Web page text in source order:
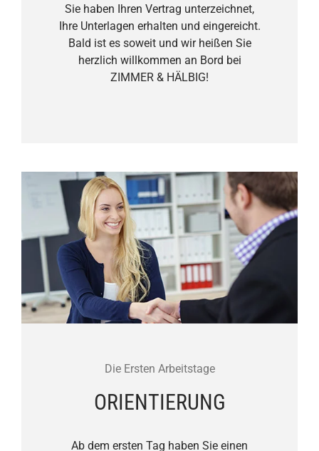
Sie haben Ihren Vertrag unterzeichnet,
Ihre Unterlagen erhalten und eingereicht.
Bald ist es soweit und wir heißen Sie
herzlich willkommen an Bord bei
ZIMMER & HÄLBIG!
Die Ersten Arbeitstage
ORIENTIERUNG
Ab dem ersten Tag haben Sie einen